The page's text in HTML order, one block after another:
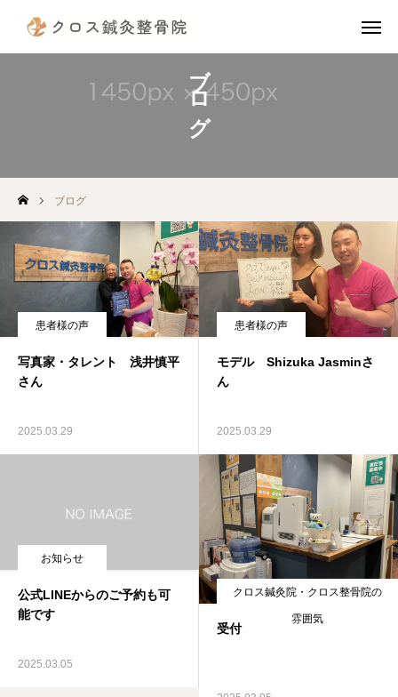
ブログ
ブログ
患者様の声
写真家・タレント 浅井慎平
さん
2025.03.29
患者様の声
モデル Shizuka Jasminさ
ん
2025.03.29
お知らせ
公式LINEからのご予約も可
能です
2025.03.05
クロス鍼灸院・クロス整骨院の
雰囲気
受付
診療案内（治療費）
当院の施術の流れ
患者様の声
よくある質問